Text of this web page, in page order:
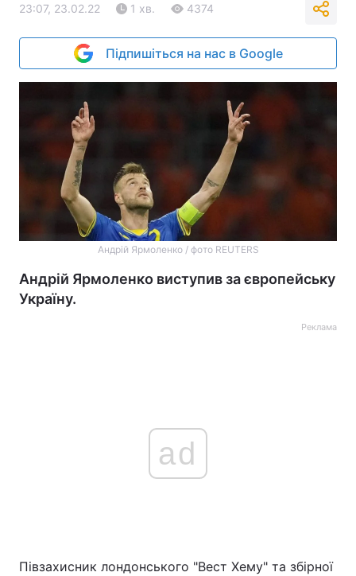
23:07, 23.02.22 1 хв. 4374
Підпишіться на нас в Google
Андрій Ярмоленко / фото REUTERS
Андрій Ярмоленко виступив за європейську
Україну.
Реклама
ad
Півзахисник лондонського "Вест Хему" та збірної